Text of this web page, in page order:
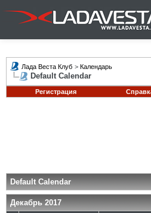
Лада Веста Клуб > Календарь
Default Calendar
Регистрация
Default Calendar
Декабрь 2017